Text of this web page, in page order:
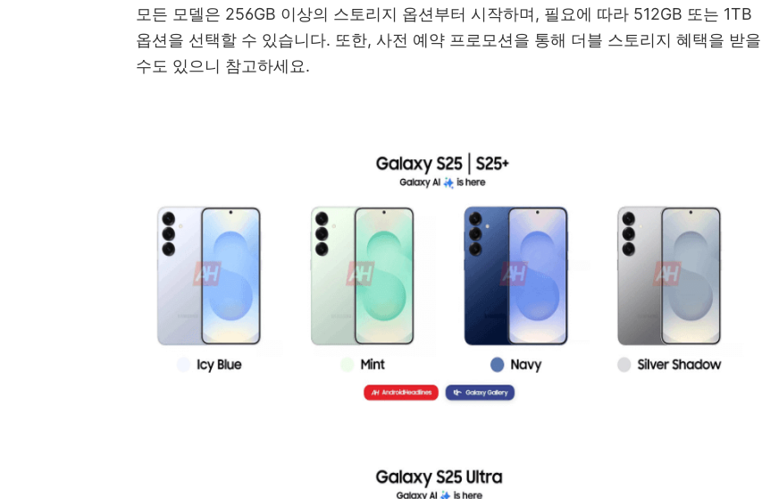
모든 모델은 256GB 이상의 스토리지 옵션부터 시작하며, 필요에 따라 512GB 또는 1TB
옵션을 선택할 수 있습니다. 또한, 사전 예약 프로모션을 통해 더블 스토리지 혜택을 받을
수도 있으니 참고하세요.